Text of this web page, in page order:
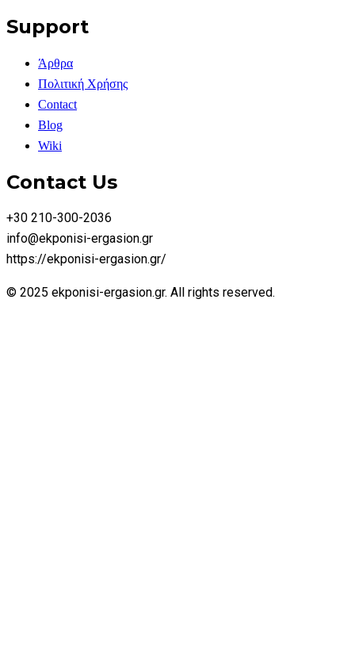
Support
Άρθρα
Πολιτική Χρήσης
Contact
Blog
Wiki
Contact Us
+30 210-300-2036
info@ekponisi-ergasion.gr
https://ekponisi-ergasion.gr/
© 2025 ekponisi-ergasion.gr. All rights reserved.